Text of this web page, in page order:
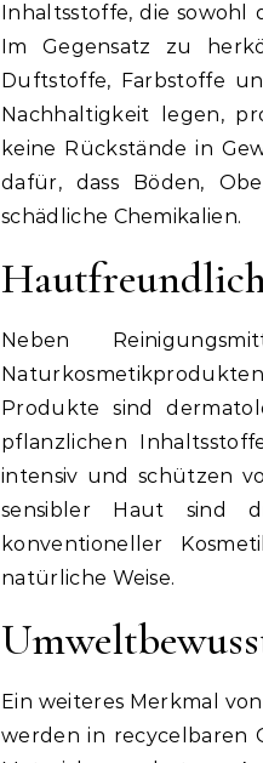
Inhaltsstoffe, die sowohl
Im Gegensatz zu
Duftstoffe, Farbstoffe
Nachhaltigkeit legen,
keine Rückstände in
dafür, dass Böden,
schädliche Chemikalien.
Neben
Produkte sind
pflanzlichen
intensiv und schützen
sensibler Haut sind
konventioneller
natürliche Weise.
Ein weiteres Merkmal von
werden in recycelbaren